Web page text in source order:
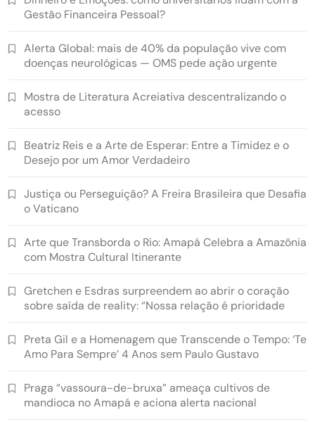
Gestão Financeira Pessoal?
Alerta Global: mais de 40% da população vive com
doenças neurológicas — OMS pede ação urgente
Mostra de Literatura Acreiativa descentralizando o
acesso
Beatriz Reis e a Arte de Esperar: Entre a Timidez e o
Desejo por um Amor Verdadeiro
Justiça ou Perseguição? A Freira Brasileira que Desafia
o Vaticano
Arte que Transborda o Rio: Amapá Celebra a Amazônia
com Mostra Cultural Itinerante
Gretchen e Esdras surpreendem ao abrir o coração
sobre saída de reality: “Nossa relação é prioridade
Preta Gil e a Homenagem que Transcende o Tempo: ‘Te
Amo Para Sempre’ 4 Anos sem Paulo Gustavo
Praga “vassoura-de-bruxa” ameaça cultivos de
mandioca no Amapá e aciona alerta nacional